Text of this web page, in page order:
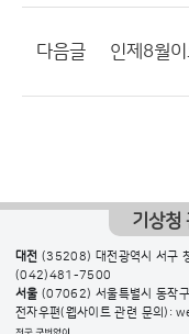
다음글 인제8월
기상청
대전 (35208) 대전광역시 서구
(042)481-7500
서울 (07062) 서울특별시 동작
전자우편(웹사이트 관련 문의):